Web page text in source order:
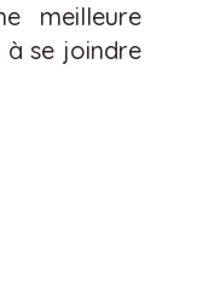
meilleure
à se joindre